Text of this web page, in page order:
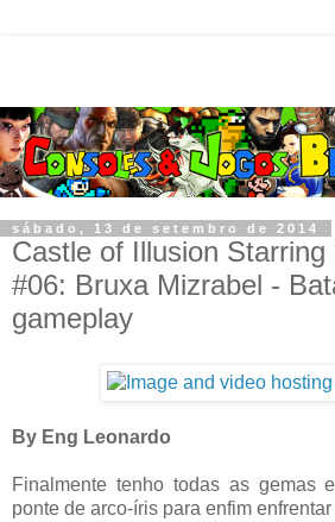
sábado, 13 de setembro de 2014
Castle of Illusion
#06: Bruxa Mizrabel -
gameplay
By Eng Leonardo
Finalmente tenho todas as gemas
ponte de arco-íris para enfim